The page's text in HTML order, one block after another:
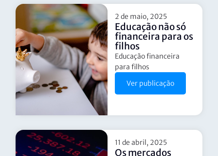
2 de maio, 2025
Educação não só
financeira para os
filhos
Educação financeira
para filhos
Ver publicação
11 de abril, 2025
Os mercados